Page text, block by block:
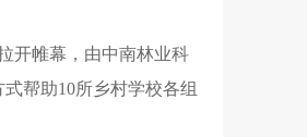
开帷幕，由中南林业科
帮助10所乡村学校各组